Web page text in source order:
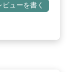
ビューを書く